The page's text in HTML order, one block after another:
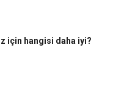
için hangisi daha iyi?